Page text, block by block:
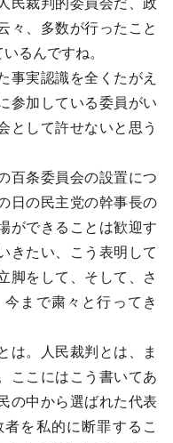
民裁判的委員会だ、政
々、多数が行ったこと
るんですね。
実認識を全くたがえ
参加している委員がい
として許せないと思う
百条委員会の設置につ
日の民主党の幹事長の
ができることは歓迎す
きたい、こう表明して
脚をして、そして、さ
まで粛々と行ってき
。人民裁判とは、ま
ここにはこう書いてあ
の中から選ばれた代表
を私的に断罪するこ